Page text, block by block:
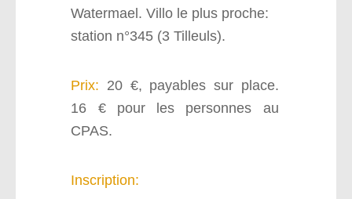
Watermael. Villo le plus proche:
station n°345 (3 Tilleuls).
Prix: 20 €, payables sur place.
16 € pour les personnes au
CPAS.
Inscription: